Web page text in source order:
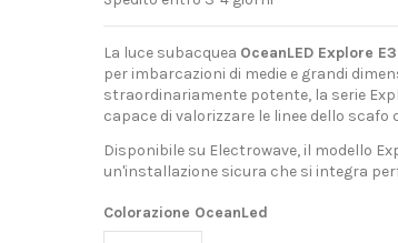
La luce subacquea OceanLED Explore E3
per imbarcazioni di medie e grandi
straordinariamente potente, la serie
capace di valorizzare le linee dello
Disponibile su Electrowave, il modello
un'installazione sicura che si integra
Colorazione OceanLed